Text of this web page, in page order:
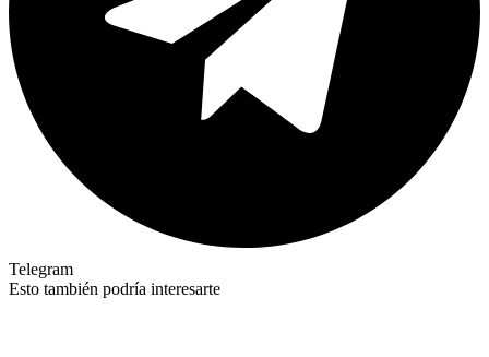
Telegram
Esto también podría interesarte